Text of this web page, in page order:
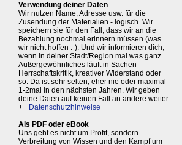
Verwendung deiner Daten
Wir nutzen Name, Adresse usw. für die
Zusendung der Materialien - logisch. Wir
speichern sie für den Fall, dass wir an die
Bezahlung nochmal erinnern müssen (was
wir nicht hoffen :-). Und wir informieren dich,
wenn in deiner Stadt/Region mal was ganz
Außergewöhnliches läuft in Sachen
Herrschaftskritik, kreativer Widerstand oder
so. Da ist sehr selten, eher nie oder maximal
1-2mal in den nächsten Jahren. Wir geben
deine Daten auf keinen Fall an andere weiter.
++ Datenschutzhinweise
Als PDF oder eBook
Uns geht es nicht um Profit, sondern
Verbreitung von Wissen und den Kampf um